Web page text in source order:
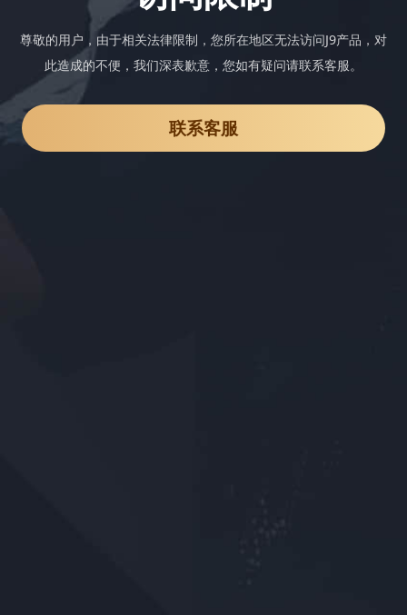
尊敬的用户，由于相关法律限制，您所在地区无法访问J9产品，对
此造成的不便，我们深表歉意，您如有疑问请联系客服。
联系客服